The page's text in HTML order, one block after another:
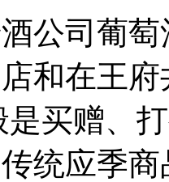
司葡萄
和在王
买赠、
应季商